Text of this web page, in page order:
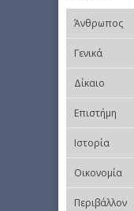
Άνθρωπος
Γενικά
Δίκαιο
Επιστήμη
Ιστορία
Οικονομία
Περιβάλλον